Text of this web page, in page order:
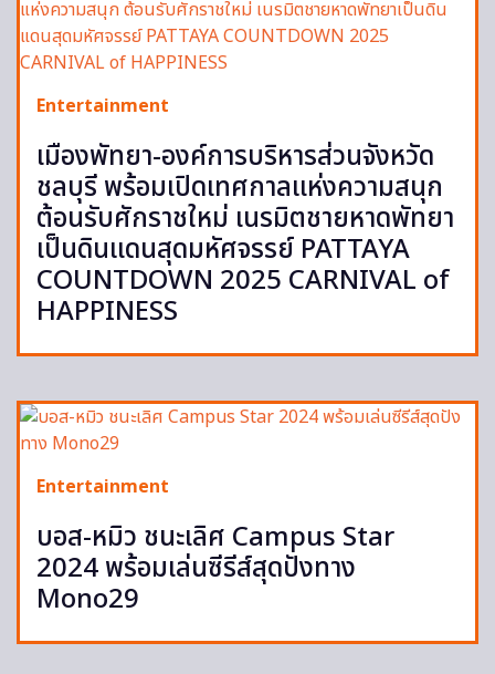
Entertainment
เมืองพัทยา-องค์การบริหารส่วนจังหวัด
ชลบุรี พร้อมเปิดเทศกาลแห่งความสนุก
ต้อนรับศักราชใหม่ เนรมิตชายหาดพัทยา
เป็นดินแดนสุดมหัศจรรย์ PATTAYA
COUNTDOWN 2025 CARNIVAL of
HAPPINESS
Entertainment
บอส-หมิว ชนะเลิศ Campus Star
2024 พร้อมเล่นซีรีส์สุดปังทาง
Mono29